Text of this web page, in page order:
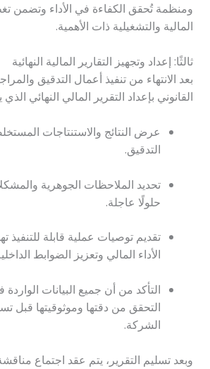
ومنظمة تُحقق الكفاءة في الأداء وتضمن
المالية والتشغيلية ذات الأهمية.
ثالثًا: إعداد وتجهيز التقارير المالية النهائية
بعد الانتهاء من تنفيذ أعمال التدقيق
القانوني بإعداد التقرير المالي النهائي
عرض النتائج والاستنتاجات
التدقيق.
تحديد الملاحظات الجوهرية
حلولًا عاجلة.
تقديم توصيات عملية قابلة
الأداء المالي وتعزيز الضوابط
التأكد من أن جميع البيانات الواردة
التحقق من دقتها وموثوقيتها قبل
الشركة.
وبعد تسليم التقرير، يتم عقد اجتماع مناقشة